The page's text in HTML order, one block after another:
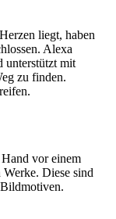
liegt, haben
Alexa
unterstützt mit
zu finden.
vor einem
Diese sind